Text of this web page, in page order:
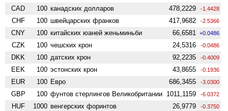
CAD 100 канадских долларов 478,2229 -1.4428
CHF 100 швейцарских франков 417,9682 -2.5366
CNY 100 китайских юаней женьминьби 66,6581 +0.0486
CZK 100 чешских крон 24,5316 -0.0486
DKK 100 датских крон 92,2235 -0.4009
EEK 100 эстонских крон 43,8655 -0.1936
EUR 100 Евро 686,3455 -3.0300
GBP 100 фунтов стерлингов Велико­британии 1011,1159 -6.0372
HUF 1000 венгерских форинтов 26,9779 -0.3750